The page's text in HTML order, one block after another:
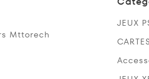
Mttorech
JEUX